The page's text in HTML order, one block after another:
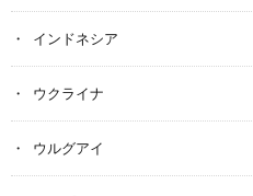
インドネシア
ウクライナ
ウルグアイ